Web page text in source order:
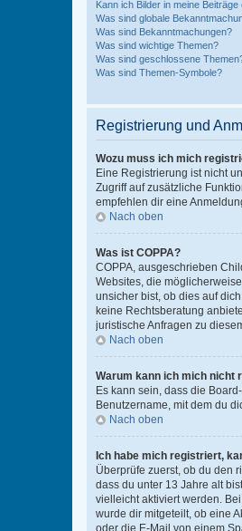
Kann ich Bilder in meine Beiträge
Was sind globale
Was sind Bekanntmachungen?
Was sind wichtige Themen?
Was sind geschlossene
Was sind Themen-Symbole?
Registrierung und
Wozu muss ich mich
Eine Registrierung ist nicht
Zugriff auf zusätzliche
empfehlen dir eine
Nach oben
Was ist COPPA?
COPPA, ausgeschrieben
Websites, die
unsicher bist, ob dies auf
keine Rechtsberatung
juristische Anfragen zu
Nach oben
Warum kann ich mich nicht
Es kann sein, dass die
Benutzername, mit dem du
Nach oben
Ich habe mich registriert,
Überprüfe zuerst, ob du den
dass du unter 13 Jahre alt
vielleicht aktiviert werden.
wurde dir mitgeteilt, ob eine
oder die E-Mail von einem